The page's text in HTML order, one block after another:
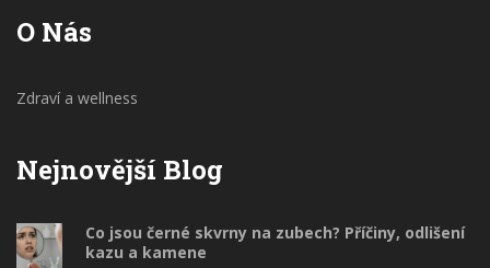
O Nás
Zdraví a wellness
Nejnovější Blog
Co jsou černé skvrny na zubech? Příčiny, odlišení
kazu a kamene